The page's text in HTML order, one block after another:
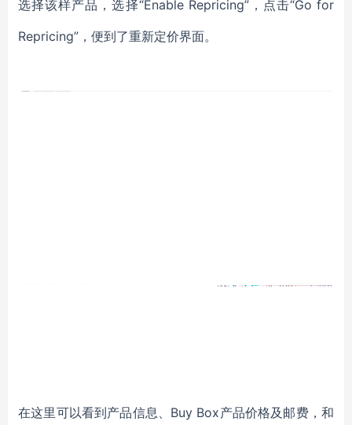
选择该样产品，选择“Enable Repricing”，点击“Go for
Repricing”，便到了重新定价界面。
在这里可以看到产品信息、Buy Box产品价格及邮费，和